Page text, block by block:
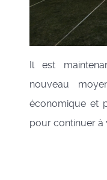
Il est
nouveau
économique et
pour continuer à